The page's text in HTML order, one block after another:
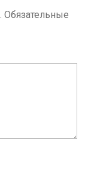
Обязательные